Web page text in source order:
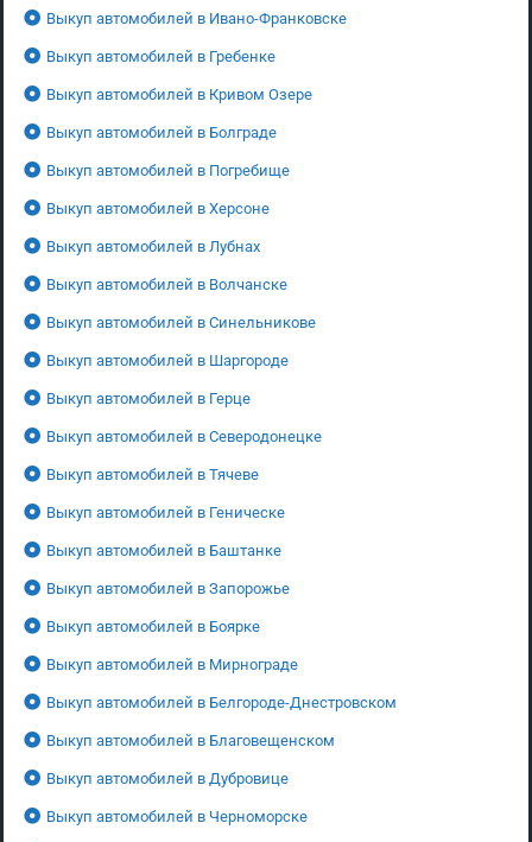
Выкуп автомобилей в Ивано-Франковске
Выкуп автомобилей в Гребенке
Выкуп автомобилей в Кривом Озере
Выкуп автомобилей в Болграде
Выкуп автомобилей в Погребище
Выкуп автомобилей в Херсоне
Выкуп автомобилей в Лубнах
Выкуп автомобилей в Волчанске
Выкуп автомобилей в Синельникове
Выкуп автомобилей в Шаргороде
Выкуп автомобилей в Герце
Выкуп автомобилей в Северодонецке
Выкуп автомобилей в Тячеве
Выкуп автомобилей в Геническе
Выкуп автомобилей в Баштанке
Выкуп автомобилей в Запорожье
Выкуп автомобилей в Боярке
Выкуп автомобилей в Мирнограде
Выкуп автомобилей в Белгороде-Днестровском
Выкуп автомобилей в Благовещенском
Выкуп автомобилей в Дубровице
Выкуп автомобилей в Черноморске